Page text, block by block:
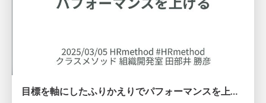
目標を軸にしたふりかえりでパフォーマンスを上げる / Using goals to improve performance